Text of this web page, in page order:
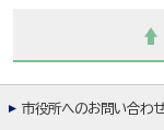
市役所へのお問い合わせ